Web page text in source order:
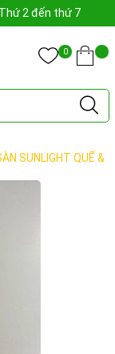
2 đến thứ 7
0
SUNLIGHT QUẾ &